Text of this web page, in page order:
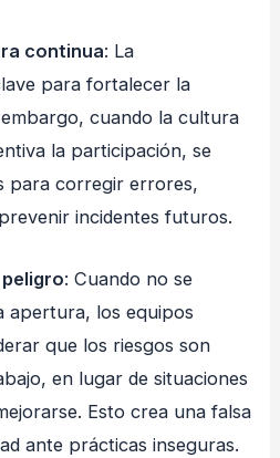
continua: La
para fortalecer la
cuando la cultura
la participación, se
para corregir errores,
incidentes futuros.
: Cuando no se
apertura, los equipos
que los riesgos son
en lugar de situaciones
Esto crea una falsa
ante prácticas inseguras.